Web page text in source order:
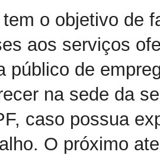
o objetivo de
aos serviços
público de
na sede da
caso possua
O próximo